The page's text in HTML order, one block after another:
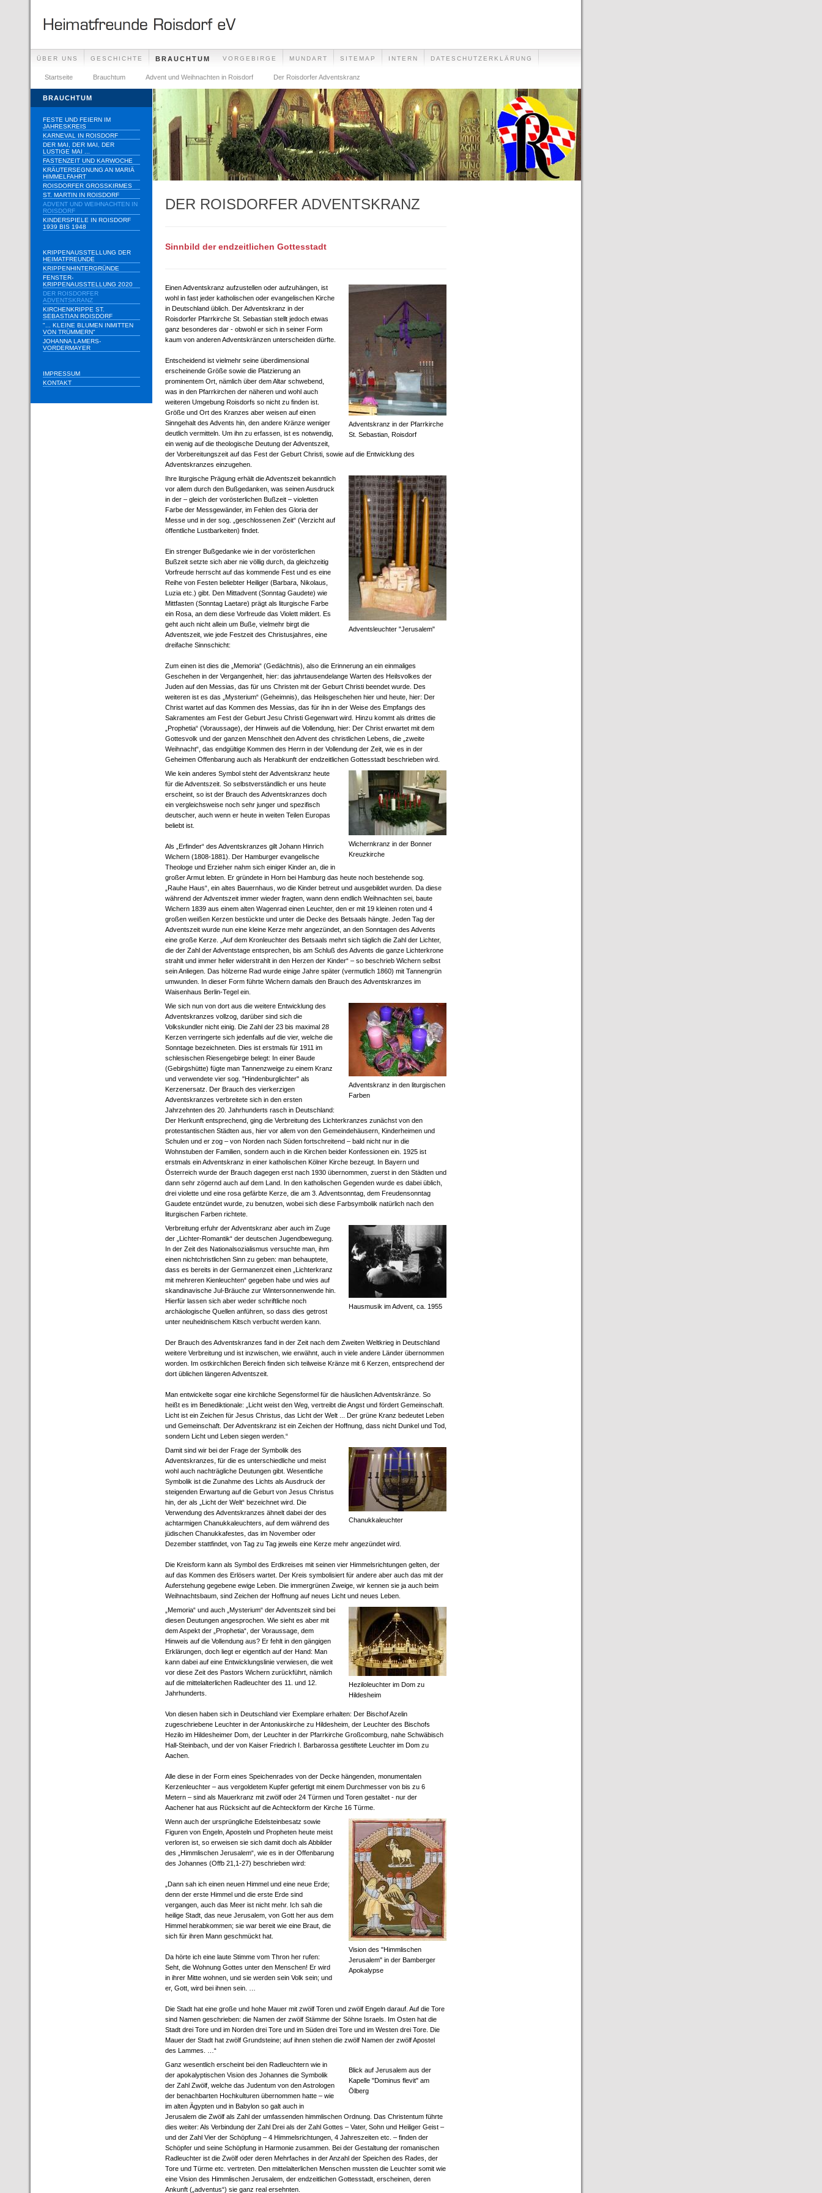
ÜBER UNS GESCHICHTE BRAUCHTUM VORGEBIRGE MUNDART SITEMAP INTERN DATESCHUTZERKLÄRUNG
Startseite Brauchtum Advent und Weihnachten in Roisdorf Der Roisdorfer Adventskranz
BRAUCHTUM
FESTE UND FEIERN IM
JAHRESKREIS
KARNEVAL IN ROISDORF
DER MAI, DER MAI, DER
LUSTIGE MAI ...
FASTENZEIT UND KARWOCHE
KRÄUTERSEGNUNG AN MARIÄ
HIMMELFAHRT
ROISDORFER GROSSKIRMES
ST. MARTIN IN ROISDORF
ADVENT UND WEIHNACHTEN IN
ROISDORF
KINDERSPIELE IN ROISDORF
1939 BIS 1948
KRIPPENAUSSTELLUNG DER
HEIMATFREUNDE
KRIPPENHINTERGRÜNDE
FENSTER-
KRIPPENAUSSTELLUNG 2020
DER ROISDORFER
ADVENTSKRANZ
KIRCHENKRIPPE ST.
SEBASTIAN ROISDORF
"... KLEINE BLUMEN INMITTEN
VON TRÜMMERN"
JOHANNA LAMERS-
VORDERMAYER
IMPRESSUM
KONTAKT
DER ROISDORFER ADVENTSKRANZ
Sinnbild der endzeitlichen Gottesstadt
Adventskranz in der Pfarrkirche
St. Sebastian, Roisdorf
Einen Adventskranz aufzustellen oder aufzuhängen, ist
wohl in fast jeder katholischen oder evangelischen Kirche
in Deutschland üblich. Der Adventskranz in der
Roisdorfer Pfarrkirche St. Sebastian stellt jedoch etwas
ganz besonderes dar - obwohl er sich in seiner Form
kaum von anderen Adventskränzen unterscheiden dürfte.
Entscheidend ist vielmehr seine überdimensional
erscheinende Größe sowie die Platzierung an
prominentem Ort, nämlich über dem Altar schwebend,
was in den Pfarrkirchen der näheren und wohl auch
weiteren Umgebung Roisdorfs so nicht zu finden ist.
Größe und Ort des Kranzes aber weisen auf einen
Sinngehalt des Advents hin, den andere Kränze weniger
deutlich vermitteln. Um ihn zu erfassen, ist es notwendig,
ein wenig auf die theologische Deutung der Adventszeit,
der Vorbereitungszeit auf das Fest der Geburt Christi, sowie auf die Entwicklung des
Adventskranzes einzugehen.
Adventsleuchter "Jerusalem"
Ihre liturgische Prägung erhält die Adventszeit bekanntlich
vor allem durch den Bußgedanken, was seinen Ausdruck
in der – gleich der vorösterlichen Bußzeit – violetten
Farbe der Messgewänder, im Fehlen des Gloria der
Messe und in der sog. „geschlossenen Zeit“ (Verzicht auf
öffentliche Lustbarkeiten) findet.
Ein strenger Bußgedanke wie in der vorösterlichen
Bußzeit setzte sich aber nie völlig durch, da gleichzeitig
Vorfreude herrscht auf das kommende Fest und es eine
Reihe von Festen beliebter Heiliger (Barbara, Nikolaus,
Luzia etc.) gibt. Den Mittadvent (Sonntag Gaudete) wie
Mittfasten (Sonntag Laetare) prägt als liturgische Farbe
ein Rosa, an dem diese Vorfreude das Violett mildert. Es
geht auch nicht allein um Buße, vielmehr birgt die
Adventszeit, wie jede Festzeit des Christusjahres, eine
dreifache Sinnschicht:
Zum einen ist dies die „Memoria“ (Gedächtnis), also die Erinnerung an ein einmaliges
Geschehen in der Vergangenheit, hier: das jahrtausendelange Warten des Heilsvolkes der
Juden auf den Messias, das für uns Christen mit der Geburt Christi beendet wurde. Des
weiteren ist es das „Mysterium“ (Geheimnis), das Heilsgeschehen hier und heute, hier: Der
Christ wartet auf das Kommen des Messias, das für ihn in der Weise des Empfangs des
Sakramentes am Fest der Geburt Jesu Christi Gegenwart wird. Hinzu kommt als drittes die
„Prophetia“ (Voraussage), der Hinweis auf die Vollendung, hier: Der Christ erwartet mit dem
Gottesvolk und der ganzen Menschheit den Advent des christlichen Lebens, die „zweite
Weihnacht“, das endgültige Kommen des Herrn in der Vollendung der Zeit, wie es in der
Geheimen Offenbarung auch als Herabkunft der endzeitlichen Gottesstadt beschrieben wird.
Wichernkranz in der Bonner
Kreuzkirche
Wie kein anderes Symbol steht der Adventskranz heute
für die Adventszeit. So selbstverständlich er uns heute
erscheint, so ist der Brauch des Adventskranzes doch
ein vergleichsweise noch sehr junger und spezifisch
deutscher, auch wenn er heute in weiten Teilen Europas
beliebt ist.
Als „Erfinder“ des Adventskranzes gilt Johann Hinrich
Wichern (1808-1881). Der Hamburger evangelische
Theologe und Erzieher nahm sich einiger Kinder an, die in
großer Armut lebten. Er gründete in Horn bei Hamburg das heute noch bestehende sog.
„Rauhe Haus“, ein altes Bauernhaus, wo die Kinder betreut und ausgebildet wurden. Da diese
während der Adventszeit immer wieder fragten, wann denn endlich Weihnachten sei, baute
Wichern 1839 aus einem alten Wagenrad einen Leuchter, den er mit 19 kleinen roten und 4
großen weißen Kerzen bestückte und unter die Decke des Betsaals hängte. Jeden Tag der
Adventszeit wurde nun eine kleine Kerze mehr angezündet, an den Sonntagen des Advents
eine große Kerze. „Auf dem Kronleuchter des Betsaals mehrt sich täglich die Zahl der Lichter,
die der Zahl der Adventstage entsprechen, bis am Schluß des Advents die ganze Lichterkrone
strahlt und immer heller widerstrahlt in den Herzen der Kinder“ – so beschrieb Wichern selbst
sein Anliegen. Das hölzerne Rad wurde einige Jahre später (vermutlich 1860) mit Tannengrün
umwunden. In dieser Form führte Wichern damals den Brauch des Adventskranzes im
Waisenhaus Berlin-Tegel ein.
Adventskranz in den liturgischen
Farben
Wie sich nun von dort aus die weitere Entwicklung des
Adventskranzes vollzog, darüber sind sich die
Volkskundler nicht einig. Die Zahl der 23 bis maximal 28
Kerzen verringerte sich jedenfalls auf die vier, welche die
Sonntage bezeichneten. Dies ist erstmals für 1911 im
schlesischen Riesengebirge belegt: In einer Baude
(Gebirgshütte) fügte man Tannenzweige zu einem Kranz
und verwendete vier sog. "Hindenburglichter" als
Kerzenersatz. Der Brauch des vierkerzigen
Adventskranzes verbreitete sich in den ersten
Jahrzehnten des 20. Jahrhunderts rasch in Deutschland:
Der Herkunft entsprechend, ging die Verbreitung des Lichterkranzes zunächst von den
protestantischen Städten aus, hier vor allem von den Gemeindehäusern, Kinderheimen und
Schulen und er zog – von Norden nach Süden fortschreitend – bald nicht nur in die
Wohnstuben der Familien, sondern auch in die Kirchen beider Konfessionen ein. 1925 ist
erstmals ein Adventskranz in einer katholischen Kölner Kirche bezeugt. In Bayern und
Österreich wurde der Brauch dagegen erst nach 1930 übernommen, zuerst in den Städten und
dann sehr zögernd auch auf dem Land. In den katholischen Gegenden wurde es dabei üblich,
drei violette und eine rosa gefärbte Kerze, die am 3. Adventsonntag, dem Freudensonntag
Gaudete entzündet wurde, zu benutzen, wobei sich diese Farbsymbolik natürlich nach den
liturgischen Farben richtete.
Hausmusik im Advent, ca. 1955
Verbreitung erfuhr der Adventskranz aber auch im Zuge
der „Lichter-Romantik“ der deutschen Jugendbewegung.
In der Zeit des Nationalsozialismus versuchte man, ihm
einen nichtchristlichen Sinn zu geben: man behauptete,
dass es bereits in der Germanenzeit einen „Lichterkranz
mit mehreren Kienleuchten“ gegeben habe und wies auf
skandinavische Jul-Bräuche zur Wintersonnenwende hin.
Hierfür lassen sich aber weder schriftliche noch
archäologische Quellen anführen, so dass dies getrost
unter neuheidnischem Kitsch verbucht werden kann.
Der Brauch des Adventskranzes fand in der Zeit nach dem Zweiten Weltkrieg in Deutschland
weitere Verbreitung und ist inzwischen, wie erwähnt, auch in viele andere Länder übernommen
worden. Im ostkirchlichen Bereich finden sich teilweise Kränze mit 6 Kerzen, entsprechend der
dort üblichen längeren Adventszeit.
Man entwickelte sogar eine kirchliche Segensformel für die häuslichen Adventskränze. So
heißt es im Benediktionale: „Licht weist den Weg, vertreibt die Angst und fördert Gemeinschaft.
Licht ist ein Zeichen für Jesus Christus, das Licht der Welt ... Der grüne Kranz bedeutet Leben
und Gemeinschaft. Der Adventskranz ist ein Zeichen der Hoffnung, dass nicht Dunkel und Tod,
sondern Licht und Leben siegen werden.“
Chanukkaleuchter
Damit sind wir bei der Frage der Symbolik des
Adventskranzes, für die es unterschiedliche und meist
wohl auch nachträgliche Deutungen gibt. Wesentliche
Symbolik ist die Zunahme des Lichts als Ausdruck der
steigenden Erwartung auf die Geburt von Jesus Christus
hin, der als „Licht der Welt“ bezeichnet wird. Die
Verwendung des Adventskranzes ähnelt dabei der des
achtarmigen Chanukkaleuchters, auf dem während des
jüdischen Chanukkafestes, das im November oder
Dezember stattfindet, von Tag zu Tag jeweils eine Kerze mehr angezündet wird.
Die Kreisform kann als Symbol des Erdkreises mit seinen vier Himmelsrichtungen gelten, der
auf das Kommen des Erlösers wartet. Der Kreis symbolisiert für andere aber auch das mit der
Auferstehung gegebene ewige Leben. Die immergrünen Zweige, wir kennen sie ja auch beim
Weihnachtsbaum, sind Zeichen der Hoffnung auf neues Licht und neues Leben.
Heziloleuchter im Dom zu
Hildesheim
„Memoria“ und auch „Mysterium“ der Adventszeit sind bei
diesen Deutungen angesprochen. Wie sieht es aber mit
dem Aspekt der „Prophetia“, der Voraussage, dem
Hinweis auf die Vollendung aus? Er fehlt in den gängigen
Erklärungen, doch liegt er eigentlich auf der Hand: Man
kann dabei auf eine Entwicklungslinie verwiesen, die weit
vor diese Zeit des Pastors Wichern zurückführt, nämlich
auf die mittelalterlichen Radleuchter des 11. und 12.
Jahrhunderts.
Von diesen haben sich in Deutschland vier Exemplare erhalten: Der Bischof Azelin
zugeschriebene Leuchter in der Antoniuskirche zu Hildesheim, der Leuchter des Bischofs
Hezilo im Hildesheimer Dom, der Leuchter in der Pfarrkirche Großcomburg, nahe Schwäbisch
Hall-Steinbach, und der von Kaiser Friedrich I. Barbarossa gestiftete Leuchter im Dom zu
Aachen.
Alle diese in der Form eines Speichenrades von der Decke hängenden, monumentalen
Kerzenleuchter – aus vergoldetem Kupfer gefertigt mit einem Durchmesser von bis zu 6
Metern – sind als Mauerkranz mit zwölf oder 24 Türmen und Toren gestaltet - nur der
Aachener hat aus Rücksicht auf die Achteckform der Kirche 16 Türme.
Vision des "Himmlischen
Jerusalem" in der Bamberger
Apokalypse
Wenn auch der ursprüngliche Edelsteinbesatz sowie
Figuren von Engeln, Aposteln und Propheten heute meist
verloren ist, so erweisen sie sich damit doch als Abbilder
des „Himmlischen Jerusalem“, wie es in der Offenbarung
des Johannes (Offb 21,1-27) beschrieben wird:
„Dann sah ich einen neuen Himmel und eine neue Erde;
denn der erste Himmel und die erste Erde sind
vergangen, auch das Meer ist nicht mehr. Ich sah die
heilige Stadt, das neue Jerusalem, von Gott her aus dem
Himmel herabkommen; sie war bereit wie eine Braut, die
sich für ihren Mann geschmückt hat.
Da hörte ich eine laute Stimme vom Thron her rufen:
Seht, die Wohnung Gottes unter den Menschen! Er wird
in ihrer Mitte wohnen, und sie werden sein Volk sein; und
er, Gott, wird bei ihnen sein. …
Die Stadt hat eine große und hohe Mauer mit zwölf Toren und zwölf Engeln darauf. Auf die Tore
sind Namen geschrieben: die Namen der zwölf Stämme der Söhne Israels. Im Osten hat die
Stadt drei Tore und im Norden drei Tore und im Süden drei Tore und im Westen drei Tore. Die
Mauer der Stadt hat zwölf Grundsteine; auf ihnen stehen die zwölf Namen der zwölf Apostel
des Lammes. …“
Blick auf Jerusalem aus der
Kapelle "Dominus flevit" am
Ölberg
Ganz wesentlich erscheint bei den Radleuchtern wie in
der apokalyptischen Vision des Johannes die Symbolik
der Zahl Zwölf, welche das Judentum von den Astrologen
der benachbarten Hochkulturen übernommen hatte – wie
im alten Ägypten und in Babylon so galt auch in
Jerusalem die Zwölf als Zahl der umfassenden himmlischen Ordnung. Das Christentum führte
dies weiter: Als Verbindung der Zahl Drei als der Zahl Gottes – Vater, Sohn und Heiliger Geist –
und der Zahl Vier der Schöpfung – 4 Himmelsrichtungen, 4 Jahreszeiten etc. – finden der
Schöpfer und seine Schöpfung in Harmonie zusammen. Bei der Gestaltung der romanischen
Radleuchter ist die Zwölf oder deren Mehrfaches in der Anzahl der Speichen des Rades, der
Tore und Türme etc. vertreten. Den mittelalterlichen Menschen mussten die Leuchter somit wie
eine Vision des Himmlischen Jerusalem, der endzeitlichen Gottesstadt, erscheinen, deren
Ankunft („adventus“) sie ganz real ersehnten.